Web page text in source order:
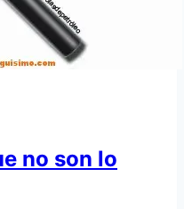
no son lo